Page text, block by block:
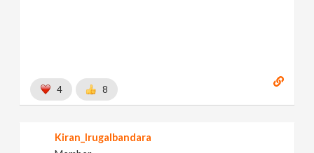
4 8
Kiran_Irugalbandara